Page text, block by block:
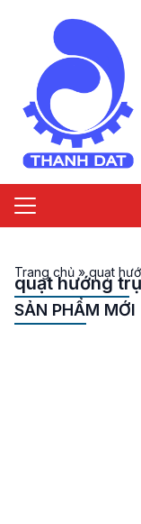
Trang chủ »quạt
quạt hướng
SẢN PHẨM MỚI